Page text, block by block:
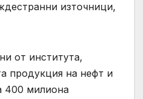
източници,
от института,
продукция на нефт и
400 милиона